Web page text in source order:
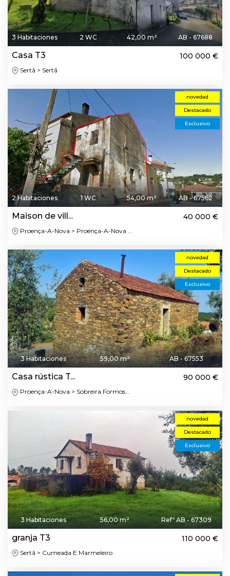
3 Habitaciones 2 WC 42,00 m² AB - 67688
Casa T3 100 000 €
Sertã > Sertã
novedad
Destacado
Exclusivo
2 Habitaciones 1 WC 54,00 m² AB - 67562
Maison de vill... 40 000 €
Proença-A-Nova > Proença-A-Nova ...
novedad
Destacado
Exclusivo
3 Habitaciones 59,00 m² AB - 67553
Casa rústica T... 90 000 €
Proença-A-Nova > Sobreira Formos...
novedad
Destacado
Exclusivo
3 Habitaciones 56,00 m² Refº AB - 67309
granja T3 110 000 €
Sertã > Cumeada E Marmeleiro